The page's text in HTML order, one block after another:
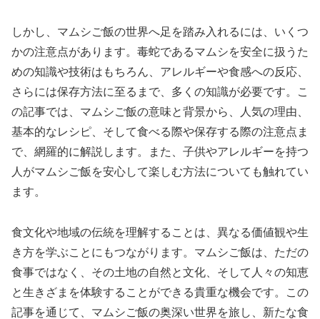
しかし、マムシご飯の世界へ足を踏み入れるには、いくつ
かの注意点があります。毒蛇であるマムシを安全に扱うた
めの知識や技術はもちろん、アレルギーや食感への反応、
さらには保存方法に至るまで、多くの知識が必要です。こ
の記事では、マムシご飯の意味と背景から、人気の理由、
基本的なレシピ、そして食べる際や保存する際の注意点ま
で、網羅的に解説します。また、子供やアレルギーを持つ
人がマムシご飯を安心して楽しむ方法についても触れてい
ます。
食文化や地域の伝統を理解することは、異なる価値観や生
き方を学ぶことにもつながります。マムシご飯は、ただの
食事ではなく、その土地の自然と文化、そして人々の知恵
と生きざまを体験することができる貴重な機会です。この
記事を通じて、マムシご飯の奥深い世界を旅し、新たな食